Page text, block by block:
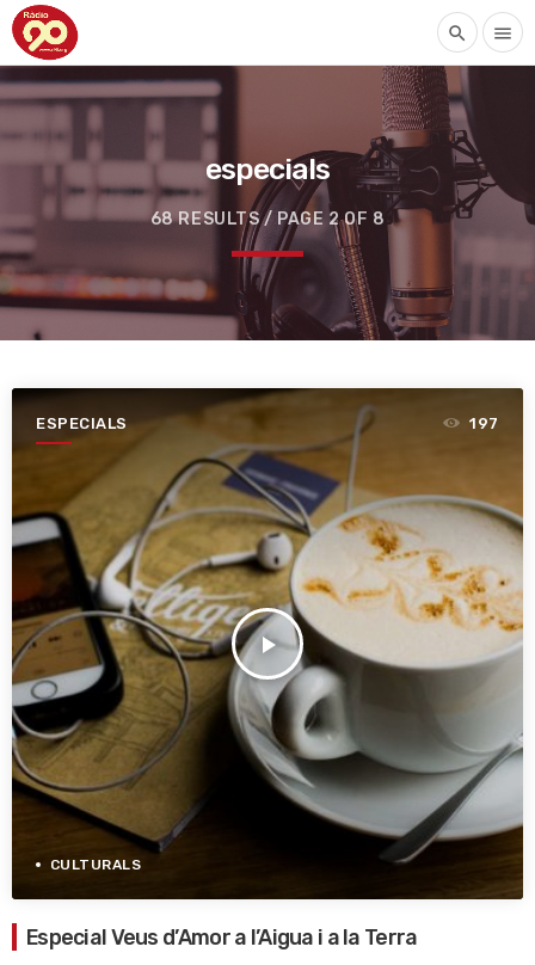
search menu
especials
68 RESULTS / PAGE 2 OF 8
ESPECIALS
play_arrow
197
CULTURALS
Especial Veus d’Amor a l’Aigua i a la Terra